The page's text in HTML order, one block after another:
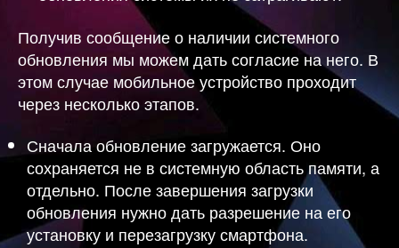
Получив сообщение о наличии системного
обновления мы можем дать согласие на него. В
этом случае мобильное устройство проходит
через несколько этапов.
Сначала обновление загружается. Оно
сохраняется не в системную область памяти, а
отдельно. После завершения загрузки
обновления нужно дать разрешение на его
установку и перезагрузку смартфона.